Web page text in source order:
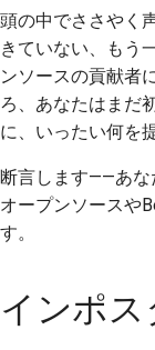
ビーチーム
歴史と哲学
成功事例
ブランディング
ライン
ガバナンス
レンタル可能
す
貢献の重要性
ドキュメントを
る
問題をトリアー
する
新機能の提案
頭の中でささやく
きていない、もう
ンソースの貢献者
ろ、あなたはまだ
に、いったい何を
断言します——あな
オープンソースや
す。
インポス